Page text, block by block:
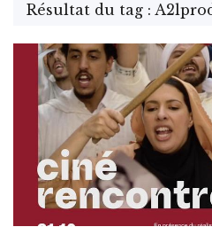
Résultat du tag :